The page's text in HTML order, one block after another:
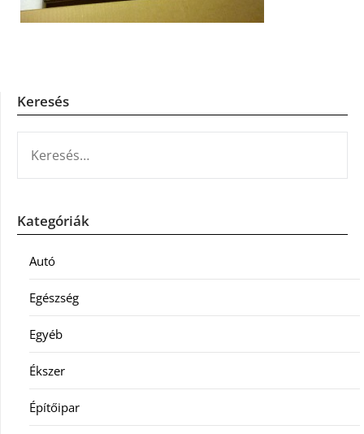
Keresés
Kategóriák
Autó
Egészség
Egyéb
Ékszer
Építőipar